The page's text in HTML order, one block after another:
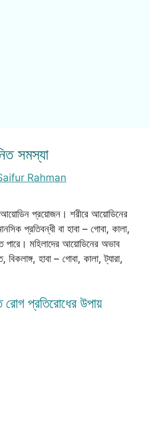
সমস্যা
Rahman
আয়োডিন প্রয়োজন। শরীরে আয়োডিনের
প্রতিবন্ধী বা হাবা – গোবা, কালা,
পারে। মহিলাদের আয়োডিনের অভাব
হাবা – গোবা, কালা, ট্যারা,
প্রতিরোধের উপায়